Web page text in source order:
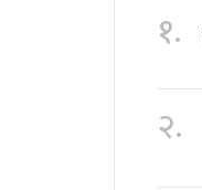
१.
२.